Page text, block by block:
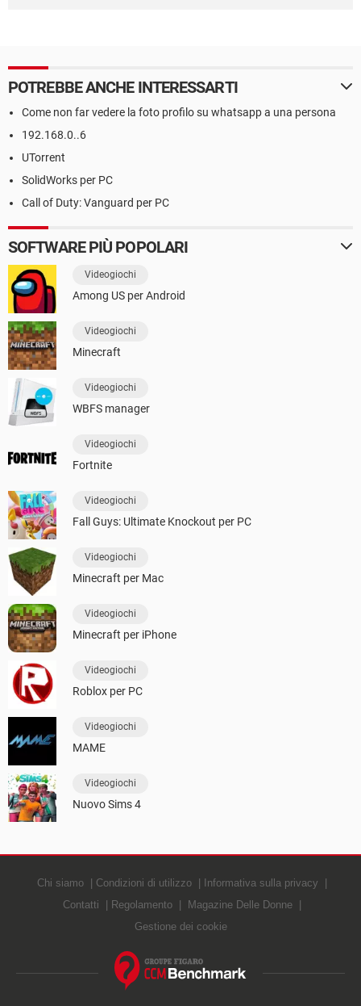
POTREBBE ANCHE INTERESSARTI
Come non far vedere la foto profilo su whatsapp a una persona
192.168.0..6
UTorrent
SolidWorks per PC
Call of Duty: Vanguard per PC
SOFTWARE PIÙ POPOLARI
Videogiochi
Among US per Android
Videogiochi
Minecraft
Videogiochi
WBFS manager
Videogiochi
Fortnite
Videogiochi
Fall Guys: Ultimate Knockout per PC
Videogiochi
Minecraft per Mac
Videogiochi
Minecraft per iPhone
Videogiochi
Roblox per PC
Videogiochi
MAME
Videogiochi
Nuovo Sims 4
Chi siamo Condizioni di utilizzo
Informativa sulla privacy
Contatti
Regolamento
Magazine Delle Donne
Gestione dei cookie